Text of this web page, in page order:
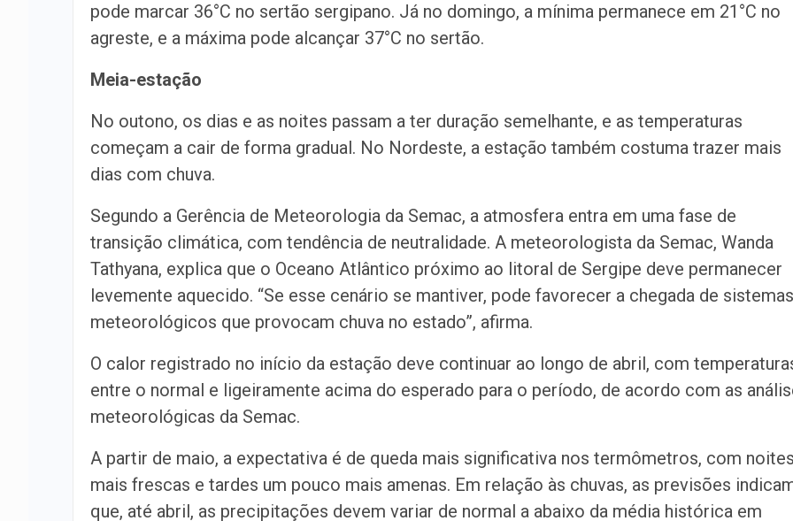
pode marcar 36°C no sertão sergipano. Já no domingo, a mínima permanece em 21°C no
agreste, e a máxima pode alcançar 37°C no sertão.
Meia-estação
No outono, os dias e as noites passam a ter duração semelhante, e as temperaturas
começam a cair de forma gradual. No Nordeste, a estação também costuma trazer mais
dias com chuva.
Segundo a Gerência de Meteorologia da Semac, a atmosfera entra em uma fase de
transição climática, com tendência de neutralidade. A meteorologista da Semac, Wanda
Tathyana, explica que o Oceano Atlântico próximo ao litoral de Sergipe deve permanecer
levemente aquecido. “Se esse cenário se mantiver, pode favorecer a chegada de sistemas
meteorológicos que provocam chuva no estado”, afirma.
O calor registrado no início da estação deve continuar ao longo de abril, com
entre o normal e ligeiramente acima do esperado para o período, de acordo com as
meteorológicas da Semac.
A partir de maio, a expectativa é de queda mais significativa nos termômetros, com
mais frescas e tardes um pouco mais amenas. Em relação às chuvas, as previsões
que, até abril, as precipitações devem variar de normal a abaixo da média histórica em